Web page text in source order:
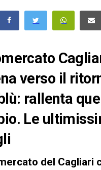
verso il
rallenta
Le
del Cagliari